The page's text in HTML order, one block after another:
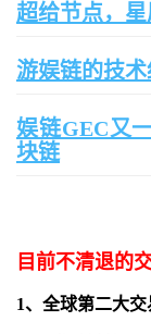
超给节点，星
游娱链的技
娱链GEC又
块链
目前不清退的
1、全球第二大交